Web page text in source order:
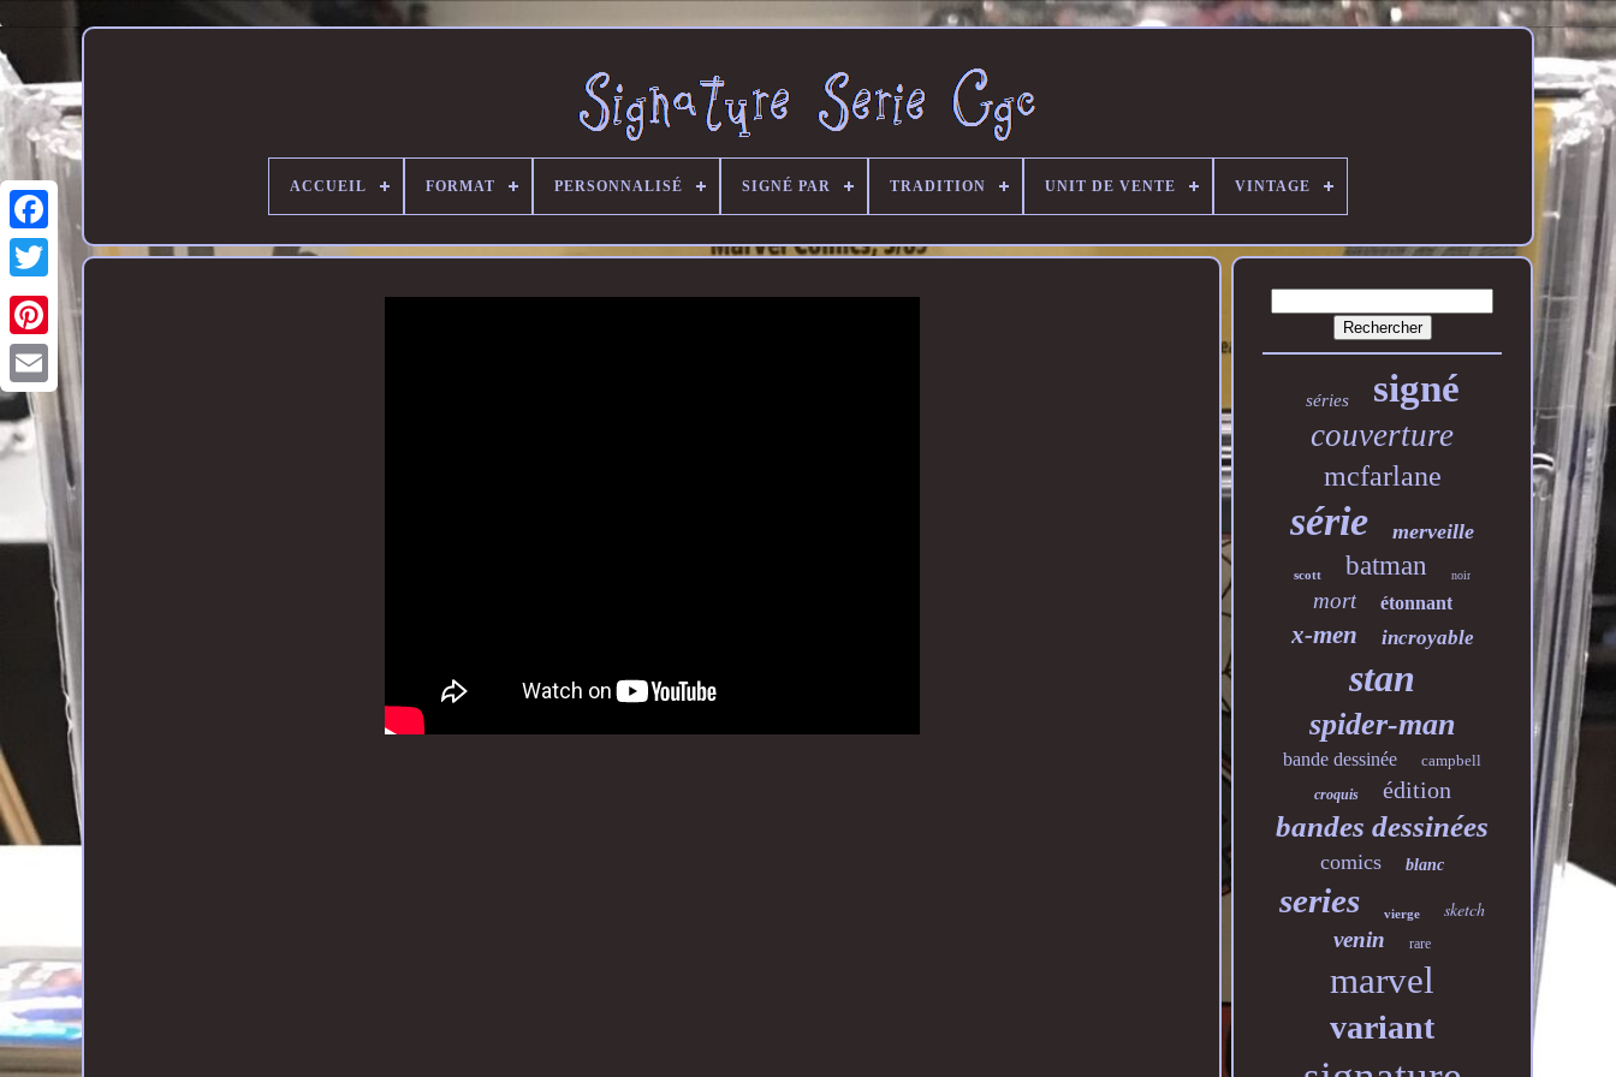
ACCUEIL FORMAT PERSONNALISÉ SIGNÉ PAR TRADITION UNIT DE VENTE VINTAGE
séries signé
couverture
mcfarlane
série merveille
scott batman noir
mort étonnant
x-men incroyable
stan
spider-man
bande dessinée campbell
croquis édition
bandes dessinées
comics blanc
series vierge sketch
venin rare
marvel
variant